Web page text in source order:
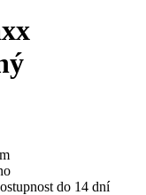
do 14 dní